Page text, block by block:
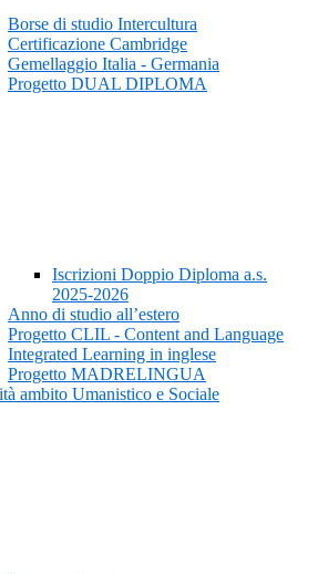
Borse di studio Intercultura
Certificazione Cambridge
Gemellaggio Italia - Germania
Progetto DUAL DIPLOMA
Iscrizioni Doppio Diploma a.s.
2025-2026
Anno di studio all’estero
Progetto CLIL - Content and Language
Integrated Learning in inglese
Progetto MADRELINGUA
ambito Umanistico e Sociale